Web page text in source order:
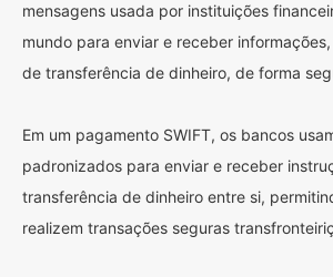
mensagens usada por instituições
mundo para enviar e receber
de transferência de dinheiro, de forma
Em um pagamento SWIFT, os bancos
padronizados para enviar e receber
transferência de dinheiro entre si,
realizem transações seguras